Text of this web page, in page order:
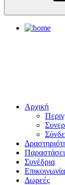
Αρχική
Συνέδρια
Επικοινωνία
Δωρεές